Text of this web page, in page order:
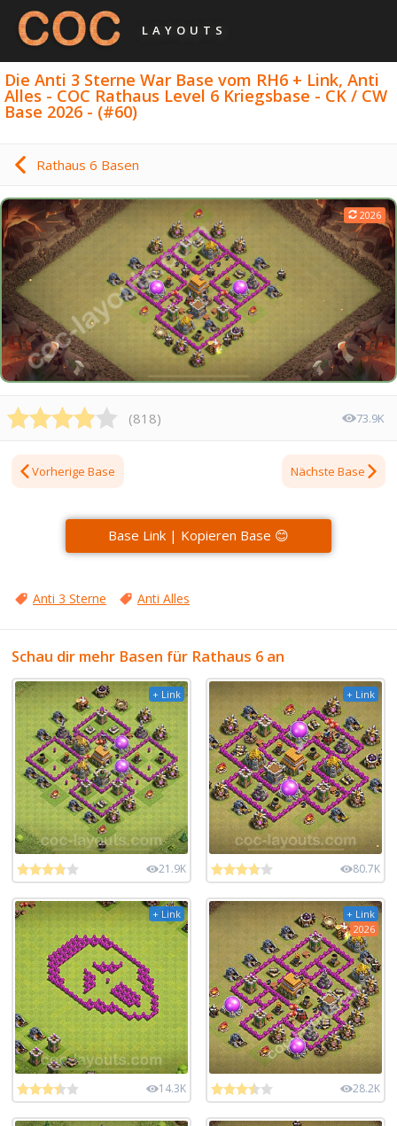
LAYOUTS
Die Anti 3 Sterne War Base vom RH6 + Link, Anti
Alles - COC Rathaus Level 6 Kriegsbase - CK / CW
Base 2026 - (#60)
Rathaus 6 Basen
2026
(818) 73.9K
Vorherige Base Nächste Base
Base Link | Kopieren Base 😊
Anti 3 Sterne Anti Alles
Schau dir mehr Basen für Rathaus 6 an
+ Link
21.9K
+ Link
80.7K
+ Link
14.3K
+ Link
2026
28.2K